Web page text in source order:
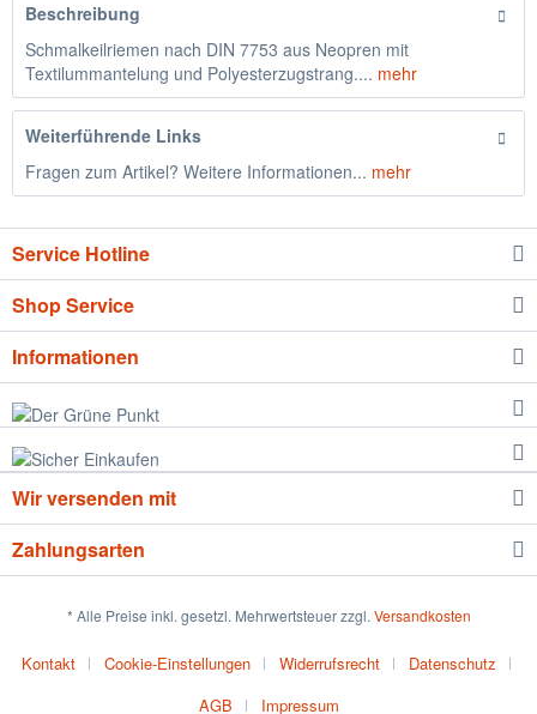
Beschreibung
Schmalkeilriemen nach DIN 7753 aus Neopren mit
Textilummantelung und Polyesterzugstrang.... mehr
Weiterführende Links
Fragen zum Artikel? Weitere Informationen... mehr
Service Hotline
Shop Service
Informationen
Wir versenden mit
Zahlungsarten
* Alle Preise inkl. gesetzl. Mehrwertsteuer zzgl. Versandkosten
Kontakt Cookie-Einstellungen Widerrufsrecht
Datenschutz
AGB
Impressum